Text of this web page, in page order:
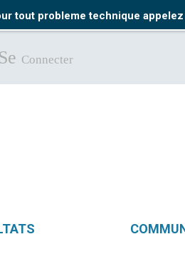
tout probleme technique
Se Connecter